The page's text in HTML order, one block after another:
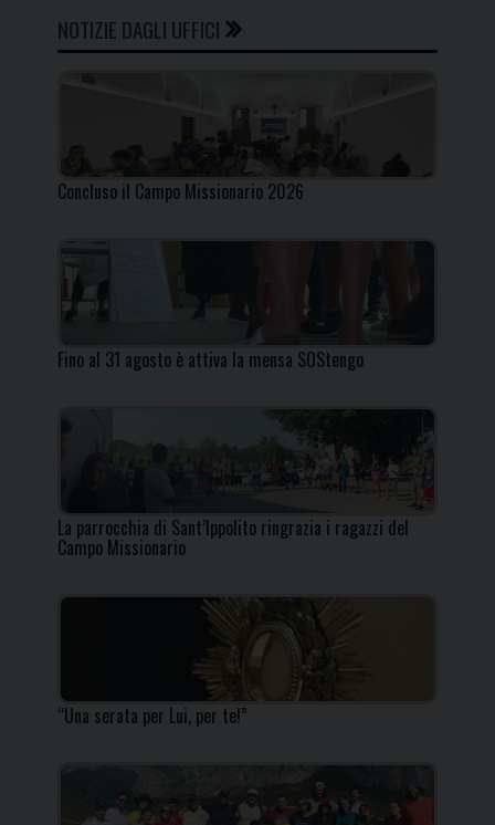
NOTIZIE DAGLI UFFICI
Concluso il Campo Missionario 2026
Fino al 31 agosto è attiva la mensa SOStengo
La parrocchia di Sant’Ippolito ringrazia i ragazzi del
Campo Missionario
“Una serata per Lui, per te!”